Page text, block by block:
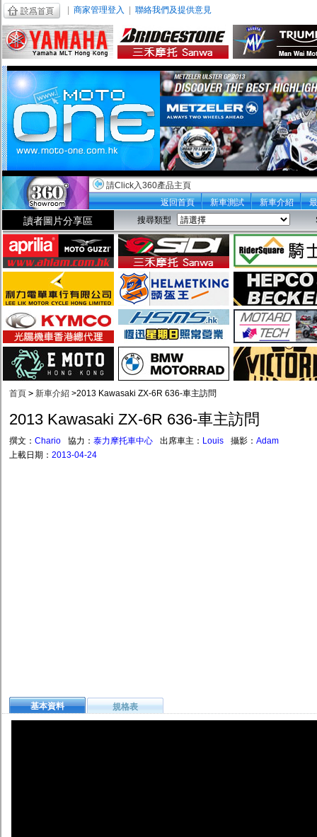
商家管理登入 聯絡我們及提供意見
請Click入360產品主頁
返回首頁
新車測試 新車介紹
讀者圖片分享區 搜尋類型
首頁 > 新車介紹 >2013 Kawasaki ZX-6R 636-車主訪問
2013 Kawasaki ZX-6R 636-車主訪問
撰文： Chario 協力： 泰力摩托車中心 出席車主： Louis 攝影： Adam
上載日期： 2013-04-24
基本資料 規格表